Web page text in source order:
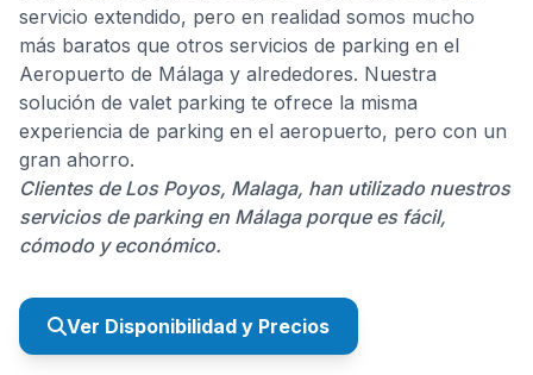
servicio extendido, pero en realidad somos mucho
más baratos que otros servicios de parking en el
Aeropuerto de Málaga y alrededores. Nuestra
solución de valet parking te ofrece la misma
experiencia de parking en el aeropuerto, pero con un
gran ahorro.
Clientes de Los Poyos, Malaga, han utilizado nuestros
servicios de parking en Málaga porque es fácil,
cómodo y económico.
Ver Disponibilidad y Precios